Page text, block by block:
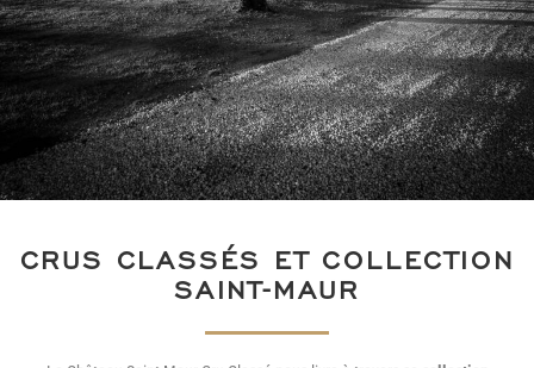
CRUS CLASSÉS ET COLLECTION
SAINT-MAUR